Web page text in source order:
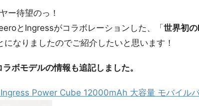
ー待望のっ！
とIngressがコラボレーションした、「 世界初
になりましたのでご紹介したいと思います！
ボモデルの情報も追記しました。
Power Cube 12000mAh 大容量 モバイル